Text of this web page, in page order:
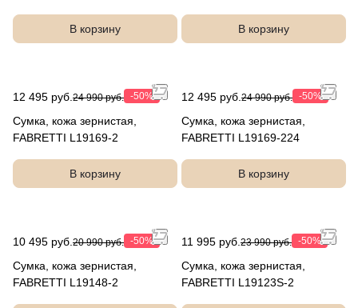
В корзину В корзину
12 495 руб. 24 990 руб. -50%
Сумка, кожа зернистая,
FABRETTI L19169-2
В корзину
12 495 руб. 24 990 руб. -50%
Сумка, кожа зернистая,
FABRETTI L19169-224
В корзину
10 495 руб. 20 990 руб. -50%
Сумка, кожа зернистая,
FABRETTI L19148-2
11 995 руб. 23 990 руб. -50%
Сумка, кожа зернистая,
FABRETTI L19123S-2